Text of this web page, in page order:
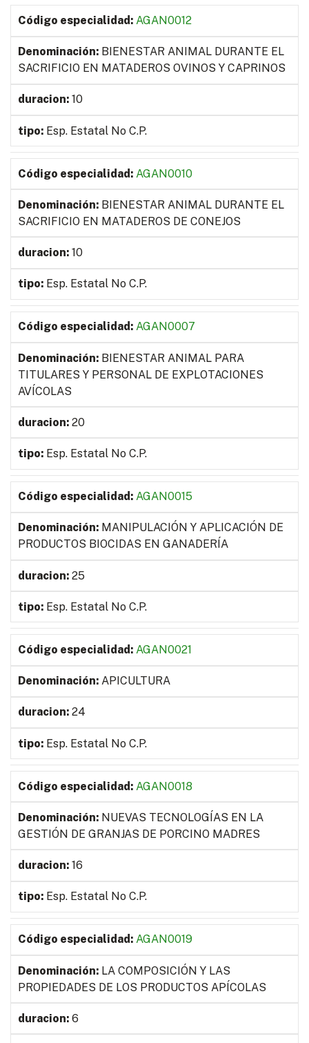
AGAN0012
BIENESTAR ANIMAL DURANTE EL
SACRIFICIO EN MATADEROS OVINOS Y CAPRINOS
10
Esp. Estatal No C.P.
AGAN0010
BIENESTAR ANIMAL DURANTE EL
SACRIFICIO EN MATADEROS DE CONEJOS
10
Esp. Estatal No C.P.
AGAN0007
BIENESTAR ANIMAL PARA
TITULARES Y PERSONAL DE EXPLOTACIONES
AVÍCOLAS
20
Esp. Estatal No C.P.
AGAN0015
MANIPULACIÓN Y APLICACIÓN DE
PRODUCTOS BIOCIDAS EN GANADERÍA
25
Esp. Estatal No C.P.
AGAN0021
APICULTURA
24
Esp. Estatal No C.P.
AGAN0018
NUEVAS TECNOLOGÍAS EN LA
GESTIÓN DE GRANJAS DE PORCINO MADRES
16
Esp. Estatal No C.P.
AGAN0019
LA COMPOSICIÓN Y LAS
PROPIEDADES DE LOS PRODUCTOS APÍCOLAS
6